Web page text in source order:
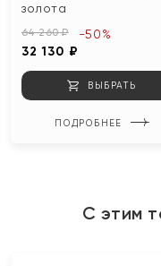
золота
64 260 ₽
32 130 ₽
-50%
ВЫБРАТЬ
ПОДРОБНЕЕ
С этим